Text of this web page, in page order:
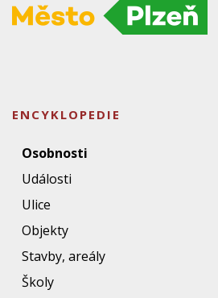
ENCYKLOPEDIE
Osobnosti
Události
Ulice
Objekty
Stavby, areály
Školy